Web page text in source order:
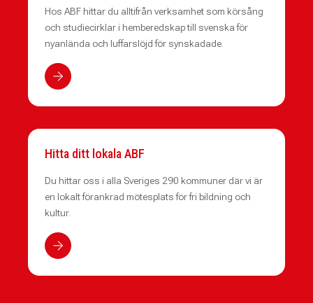
Hos ABF hittar du alltifrån verksamhet som körsång
och studiecirklar i hemberedskap till svenska för
nyanlända och luffarslöjd för synskadade.
Hitta ditt lokala ABF
Du hittar oss i alla Sveriges 290 kommuner där vi är
en lokalt förankrad mötesplats för fri bildning och
kultur.